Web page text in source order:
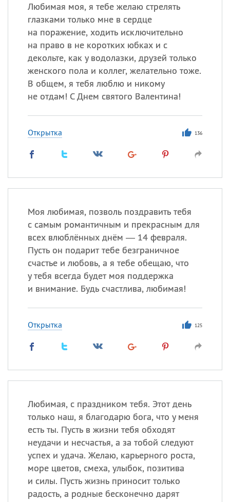
Любимая моя, я тебе желаю стрелять
глазками только мне в сердце
на поражение, ходить исключительно
на право в не коротких юбках и с
декольте, как у водолазки, друзей только
женского пола и коллег, желательно тоже.
В общем, я тебя люблю и никому
не отдам! С Днем святого Валентина!
Открытка 136
Моя любимая, позволь поздравить тебя
с самым романтичным и прекрасным для
всех влюблённых днём — 14 февраля.
Пусть он подарит тебе безграничное
счастье и любовь, а я тебе обещаю, что
у тебя всегда будет моя поддержка
и внимание. Будь счастлива, любимая!
Открытка 125
Любимая, с праздником тебя. Этот день
только наш, я благодарю бога, что у меня
есть ты. Пусть в жизни тебя обходят
неудачи и несчастья, а за тобой следуют
успех и удача. Желаю, карьерного роста,
море цветов, смеха, улыбок, позитива
и силы. Пусть жизнь приносит только
радость, а родные бесконечно дарят